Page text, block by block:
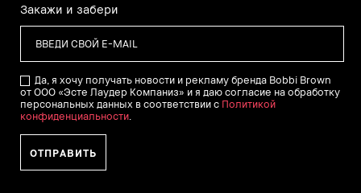
Закажи и забери
Да, я хочу получать новости и рекламу бренда Bobbi Brown
от ООО «Эсте Лаудер Компаниз» и я даю согласие на обработку
персональных данных в соответствии с Политикой
конфиденциальности